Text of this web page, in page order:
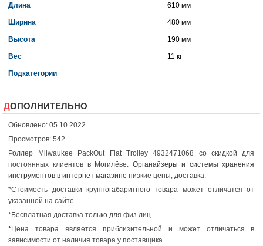
Длина 610 мм
Ширина 480 мм
Высота 190 мм
Вес 11 кг
Подкатегории
ДОПОЛНИТЕЛЬНО
Обновлено: 05.10.2022
Просмотров: 542
Роллер Milwaukee PackOut Flat Trolley 4932471068 со скидкой для
постоянных клиентов в Могилёве. Органайзеры и системы хранения
инструментов в интернет магазине низкие цены, доставка.
*Стоимость доставки крупногабаритного товара может отличатся от
указанной на сайте
*Бесплатная доставка только для физ лиц.
*Цена товара является приблизительной и может отличаться в
зависимости от наличия товара у поставщика